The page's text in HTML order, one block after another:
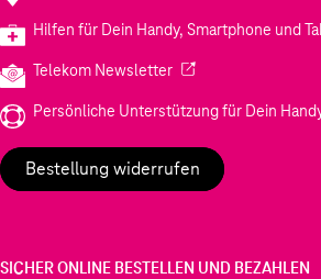
Hilfen für Dein Handy, Smartphone und
Telekom Newsletter(Wird in einem neuen
Persönliche Unterstützung für Dein
Bestellung widerrufen
SICHER ONLINE BESTELLEN UND BEZAHLEN